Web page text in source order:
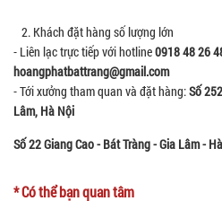
2. Khách đặt hàng số lượng lớn
- Liên lạc trực tiếp với hotline0918 48 26
hoangphatbattrang@gmail.com
- Tới xưởng tham quan và đặt hàng:Số
Lâm, Hà Nội
Số 22 Giang Cao - Bát Tràng - Gia Lâm -
* Có thể bạn quan tâm